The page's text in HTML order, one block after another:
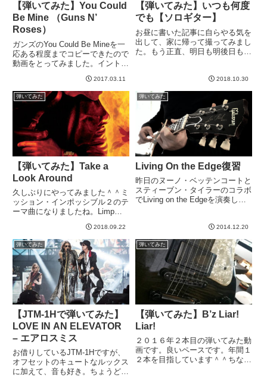
【弾いてみた】You Could
Be Mine （Guns N’
Roses）
ガンズのYou Could Be Mineを一
応ある程度までコピーできたので
動画をとってみました。イントロ
ね〜、この曲。好き。今回は、見
ていたタブに違うところ、主にリ
ードフレーズで違いが散見された
ので、耳コピが入...
2017.03.11
【弾いてみた】いつも何度
でも【ソロギター】
お昼に書いた記事に自らやる気を
出して、家に帰って撮ってみまし
た。もう正直、明日も明後日も来
ょっとうまくなってるはずだけ
ど。現時点では限界効用は十分に
低くなった、、、と思うので録
音。南澤大...
2018.10.30
弾いてみた
【弾いてみた】Take a
Look Around
久しぶりにやってみました＾＾ミ
ッション・インポッシブル２のテ
ーマ曲になりましたね。Limp
です。うむ。トムが若い。ちなみ
に最新作はまだ見れてない。さ
て、この曲をを最初聞いた時はち
ょっ...
2018.09.22
弾いてみた
Living On the Edge復習
昨日のヌーノ・ベッテンコートと
スティーブン・タイラーのコラボ
でLiving on the Edgeを演奏して
アロの曲だったような記憶がwで
もイントロくらいしかもう覚えて
ないので、朝...
2014.12.20
弾いてみた
【JTM-1Hで弾いてみた】
LOVE IN AN ELEVATOR
– エアロスミス
お借りしているJTM-1Hですが、
オフセットのキュートなルックス
に加えて、音も好き。ちょうど今
弾いてみた
【弾いてみた】B’z Liar!
Liar!
２０１６年２本目の弾いてみた動
画です。良いペースです。年間１
２本を目指しています＾＾ちなみ